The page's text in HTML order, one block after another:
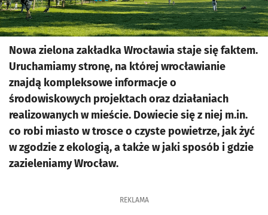
Nowa zielona zakładka Wrocławia staje się faktem.
Uruchamiamy stronę, na której wrocławianie
znajdą kompleksowe informacje o
środowiskowych projektach oraz działaniach
realizowanych w mieście. Dowiecie się z niej m.in.
co robi miasto w trosce o czyste powietrze, jak żyć
w zgodzie z ekologią, a także w jaki sposób i gdzie
zazieleniamy Wrocław.
REKLAMA